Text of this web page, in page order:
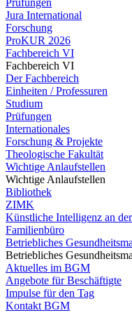
Prüfungen
Jura International
Forschung
ProKUR 2026
Fachbereich VI
Fachbereich VI
Der Fachbereich
Einheiten / Professuren
Studium
Prüfungen
Internationales
Forschung & Projekte
Theologische Fakultät
Wichtige Anlaufstellen
Wichtige Anlaufstellen
Bibliothek
ZIMK
Künstliche Intelligenz an
Familienbüro
Betriebliches
Betriebliches
Aktuelles im BGM
Angebote für Beschäftigte
Impulse für den Tag
Kontakt BGM